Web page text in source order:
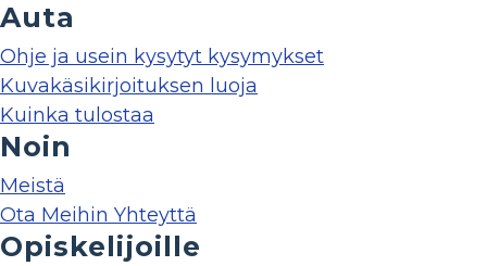
Auta
Ohje ja usein kysytyt kysymykset
Kuvakäsikirjoituksen luoja
Kuinka tulostaa
Noin
Meistä
Ota Meihin Yhteyttä
Opiskelijoille